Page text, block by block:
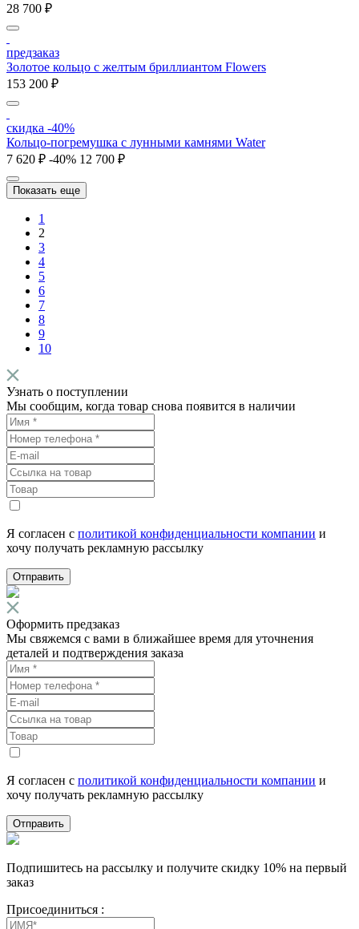
28 700 ₽
предзаказ
Золотое кольцо с желтым бриллиантом Flowers
153 200 ₽
скидка -40%
Кольцо-погремушка с лунными камнями Water
7 620 ₽ -40% 12 700 ₽
Показать еще
1
2
3
4
5
6
7
8
9
10
Узнать о поступлении
Мы сообщим, когда товар снова появится в наличии
Я согласен с политикой конфиденциальности компании и
хочу получать рекламную рассылку
Отправить
Оформить предзаказ
Мы свяжемся с вами в ближайшее время для уточнения
деталей и подтверждения заказа
Я согласен с политикой конфиденциальности компании и
хочу получать рекламную рассылку
Отправить
Подпишитесь на рассылку и получите скидку 10% на первый
заказ
Присоединиться :